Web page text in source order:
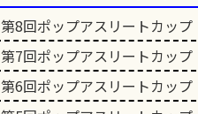
第8回ポップアスリートカップ
第7回ポップアスリートカップ
第6回ポップアスリートカップ